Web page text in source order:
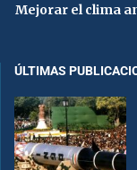
Mejorar el clima
ÚLTIMAS